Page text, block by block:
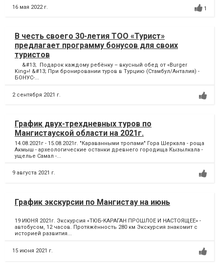
16 мая 2022 г. 1
В честь своего 30-летия ТОО «Турист»
предлагает программу бонусов для своих
туристов
&#13; Подарок каждому ребёнку – вкусный обед от «Burger
King»! &#13; При бронировании туров в Турцию (Стамбул/Анталия) -
БОНУС-...
2 сентября 2021 г.
График двух-трехдневных туров по
Мангистауской области на 2021г.
14.08.2021г - 15.08.2021г. "Караванными тропами" Гора Шеркала - роща
Акмыш - археологические останки древнего городища Кызылкала -
ущелье Самал -...
9 августа 2021 г.
График экскурсии по Мангистау на июнь
19 ИЮНЯ 2021г. Экскурсия «ТЮБ-КАРАГАН ПРОШЛОЕ И НАСТОЯЩЕЕ» -
автобусом, 12 часов. Протяжённость 280 км Экскурсия знакомит с
историей развития...
15 июня 2021 г.